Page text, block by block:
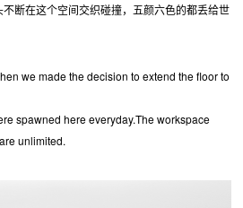
断在这个空间交织碰撞，五颜六色的都丢给世
we made the decision to extend the floor to
spawned here everyday.The workspace
unlimited.